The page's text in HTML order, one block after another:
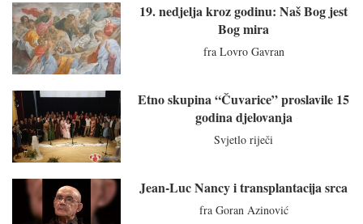
19. nedjelja kroz godinu: Naš Bog jest
Bog mira
fra Lovro Gavran
Etno skupina “Čuvarice” proslavile 15
godina djelovanja
Svjetlo riječi
Jean-Luc Nancy i transplantacija srca
fra Goran Azinović